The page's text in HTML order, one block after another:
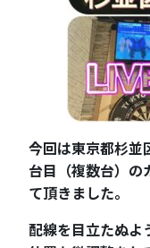
今回は東京都杉並
台目（複数台）の
て頂きました。
配線を目立たぬよ